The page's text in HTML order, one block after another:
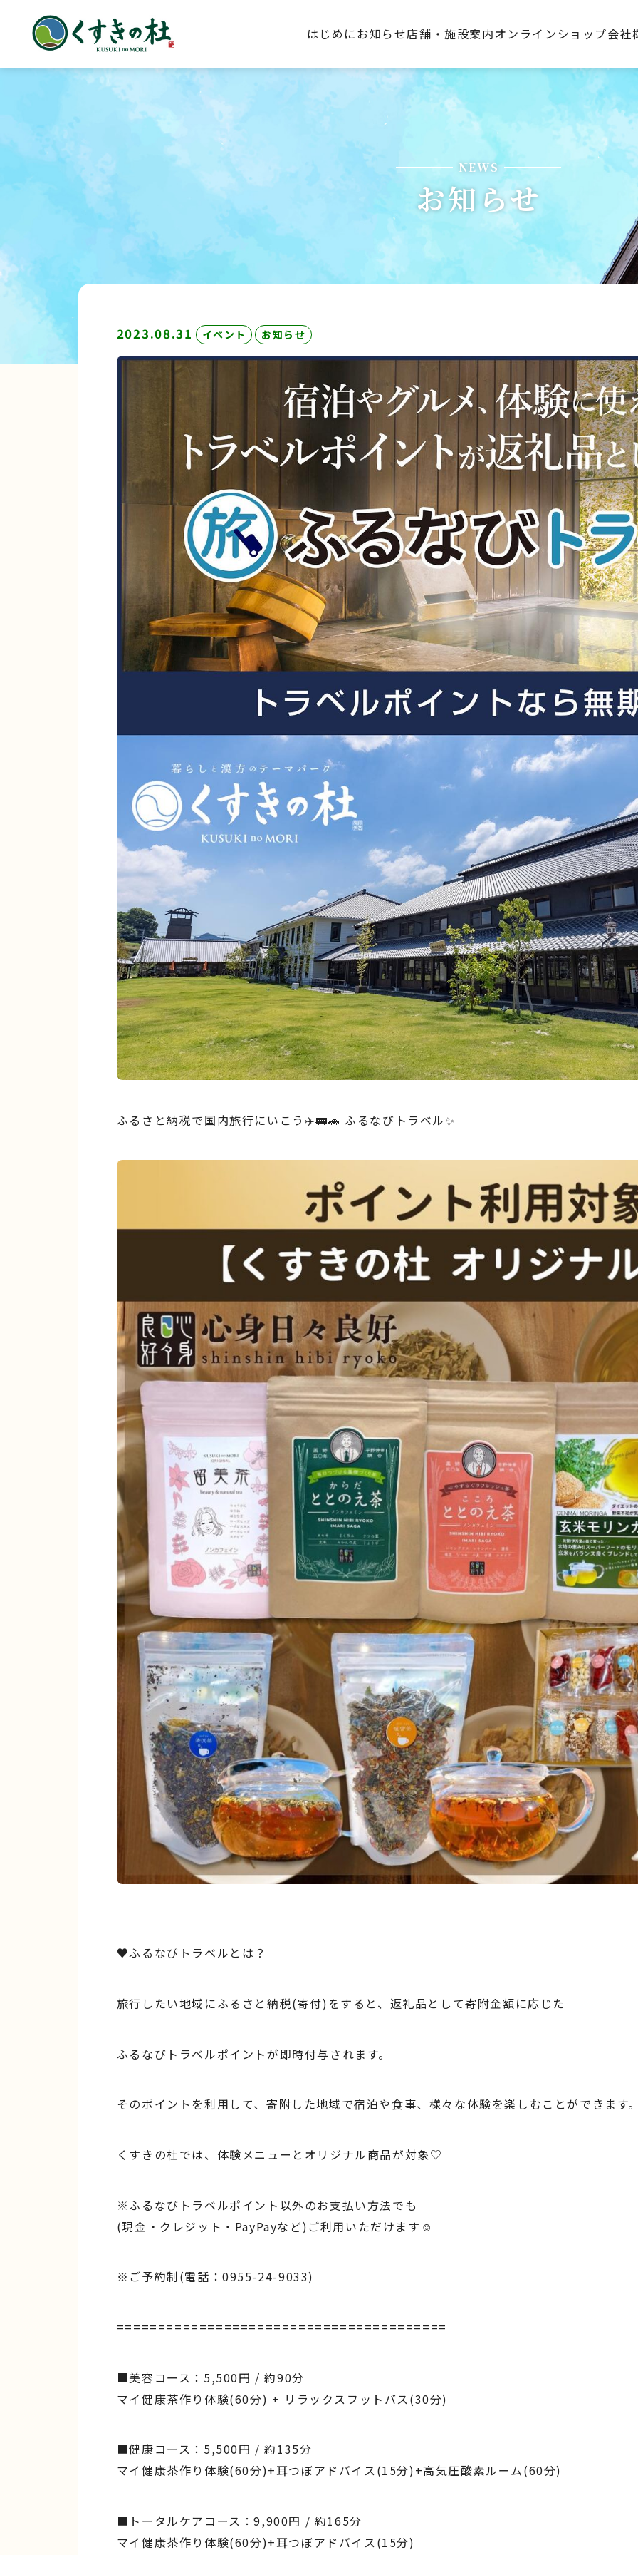
はじめにお知らせ店舗・施設案内オンラインショップ会社
NEWS
お知らせ
2023.08.31 イベント お知らせ
ふるさと納税で国内旅行にいこう✈️🚃🚗 ふるなびトラベル✨
♥ふるなびトラベルとは？
旅行したい地域にふるさと納税(寄付)をすると、返礼品として寄附金額に応じた
ふるなびトラベルポイントが即時付与されます。
そのポイントを利用して、寄附した地域で宿泊や食事、様々な体験を楽しむことができます
くすきの杜では、体験メニューとオリジナル商品が対象♡
※ふるなびトラベルポイント以外のお支払い方法でも
(現金・クレジット・PayPayなど)ご利用いただけます☺︎
※ご予約制(電話：0955-24-9033)
========================================
■美容コース：5,500円 / 約90分
マイ健康茶作り体験(60分) + リラックスフットバス(30分)
■健康コース：5,500円 / 約135分
マイ健康茶作り体験(60分)+耳つぼアドバイス(15分)+高気圧酸素ルーム(60分)
■トータルケアコース：9,900円 / 約165分
マイ健康茶作り体験(60分)+耳つぼアドバイス(15分)